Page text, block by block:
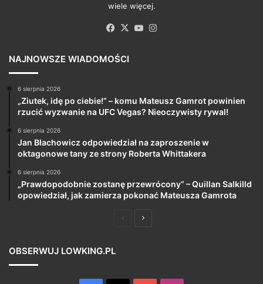
wiele więcej.
Facebook
X YouTube
NAJNOWSZE WIADOMOŚCI
6 sierpnia 2026
„Ziutek, idę po ciebie!” – komu Mateusz Gamrot powinien
rzucić wyzwanie na UFC Vegas? Nieoczywisty rywal!
6 sierpnia 2026
Jan Błachowicz odpowiedział na zaproszenie w
oktagonowe tany ze strony Roberta Whittakera
6 sierpnia 2026
„Prawdopodobnie zostanę przewrócony” – Quillan Salkilld
opowiedział, jak zamierza pokonać Mateusza Gamrota
PoprzedniaNastępna
OBSERWUJ LOWKING.PL